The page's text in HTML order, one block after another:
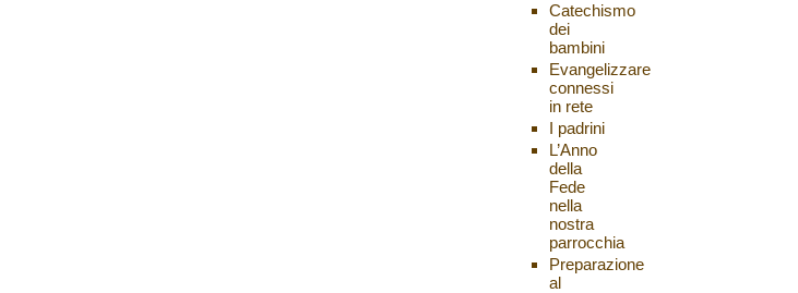
Catechismo
dei
bambini
Evangelizzare
connessi
in rete
I padrini
L’Anno
della
Fede
nella
nostra
parrocchia
Preparazione
al